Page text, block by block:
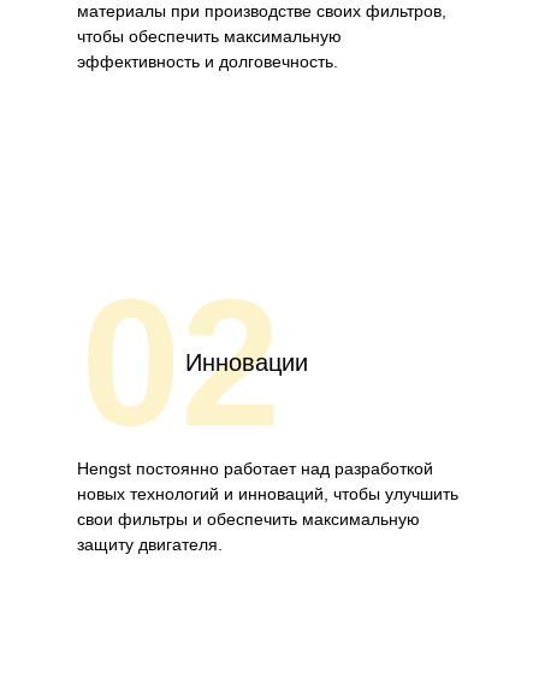
материалы при производстве своих фильтров,
чтобы обеспечить максимальную
эффективность и долговечность.
02
Инновации
Hengst постоянно работает над разработкой
новых технологий и инноваций, чтобы улучшить
свои фильтры и обеспечить максимальную
защиту двигателя.